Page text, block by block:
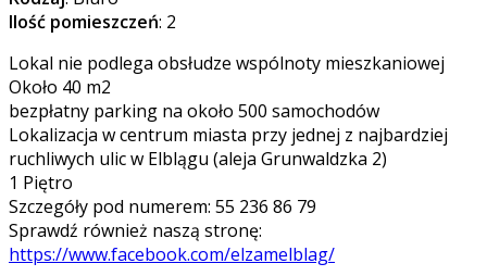
Ilość pomieszczeń: 2
Lokal nie podlega obsłudze wspólnoty mieszkaniowej
Około 40 m2
bezpłatny parking na około 500 samochodów
Lokalizacja w centrum miasta przy jednej z najbardziej
ruchliwych ulic w Elblągu (aleja Grunwaldzka 2)
1 Piętro
Szczegóły pod numerem: 55 236 86 79
Sprawdź również naszą stronę:
https://www.facebook.com/elzamelblag/